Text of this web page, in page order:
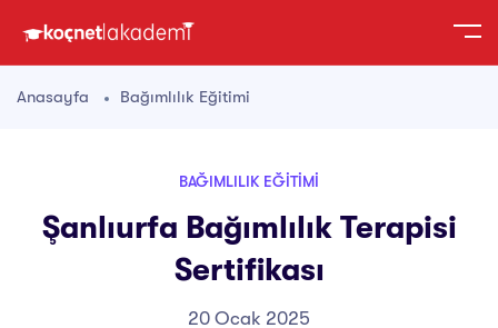
Anasayfa Bağımlılık Eğitimi
BAĞIMLILIK EĞITIMI
Şanlıurfa Bağımlılık Terapisi
Sertifikası
20 Ocak 2025